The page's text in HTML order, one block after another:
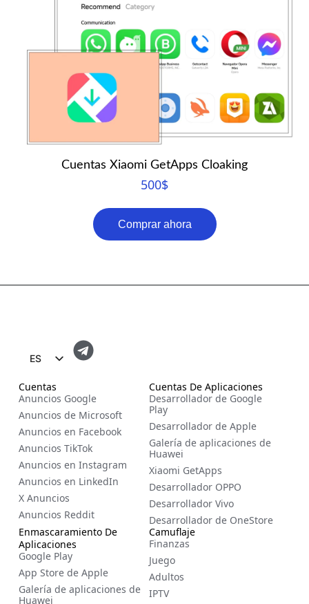
Cuentas Xiaomi GetApps Cloaking
500$
Comprar ahora
ES
FR
NL
RU
DE
IT
CS
BG
EL
Cuentas
Anuncios Google
Anuncios de Microsoft
Anuncios en Facebook
Anuncios TikTok
Anuncios en Instagram
Anuncios en LinkedIn
X Anuncios
Anuncios Reddit
Camuflaje
Finanzas
Juego
Adultos
IPTV
Cuentas De Aplicaciones
Desarrollador de Google
Play
Desarrollador de Apple
Galería de aplicaciones de
Huawei
Xiaomi GetApps
Desarrollador OPPO
Desarrollador Vivo
Desarrollador de OneStore
Enmascaramiento De
Aplicaciones
Google Play
App Store de Apple
Galería de aplicaciones de
Huawei